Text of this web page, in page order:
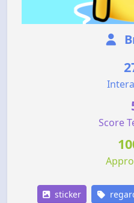
Score
sticker